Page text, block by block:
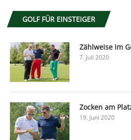
GOLF FÜR EINSTEIGER
Zählweise im
7. Juli 2020
Zocken am
19. Juni 2020